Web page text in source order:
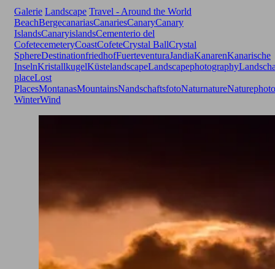
Galerie Landscape Travel - Around the World
BeachBergecanariasCanariesCanaryCanary
IslandsCanaryislandsCementerio del
CofetecemeteryCoastCofeteCrystal BallCrystal
SphereDestinationfriedhofFuerteventuraJandiaKanarenKanarische
InselnKristallkugelKüstelandscapeLandscapephotography
placeLost
PlacesMontanasMountainsNandschaftsfotoNaturnature
WinterWind